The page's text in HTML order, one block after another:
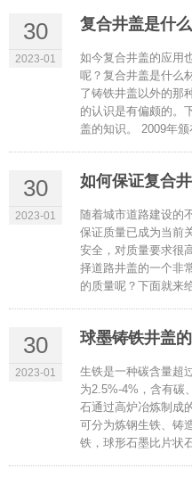
30
2023-01
复合井盖是什
如今复合井盖的应用
呢？复合井盖是什么
了铸铁井盖以外的那
的认识是有偏颇的。
盖的知识。 2009年
30
2023-01
如何保证复合
随着城市道路建设的
保证质量已成为当前
安全，对质量要求很
择道路井盖的一个非
的质量呢？下面就来
30
2023-01
球墨铸铁井盖
生铁是一种碳含量超
为2.5%-4%，含有碳
石通过高炉冶炼制成
可分为炼钢生铁、铸
铁，球形石墨比片状